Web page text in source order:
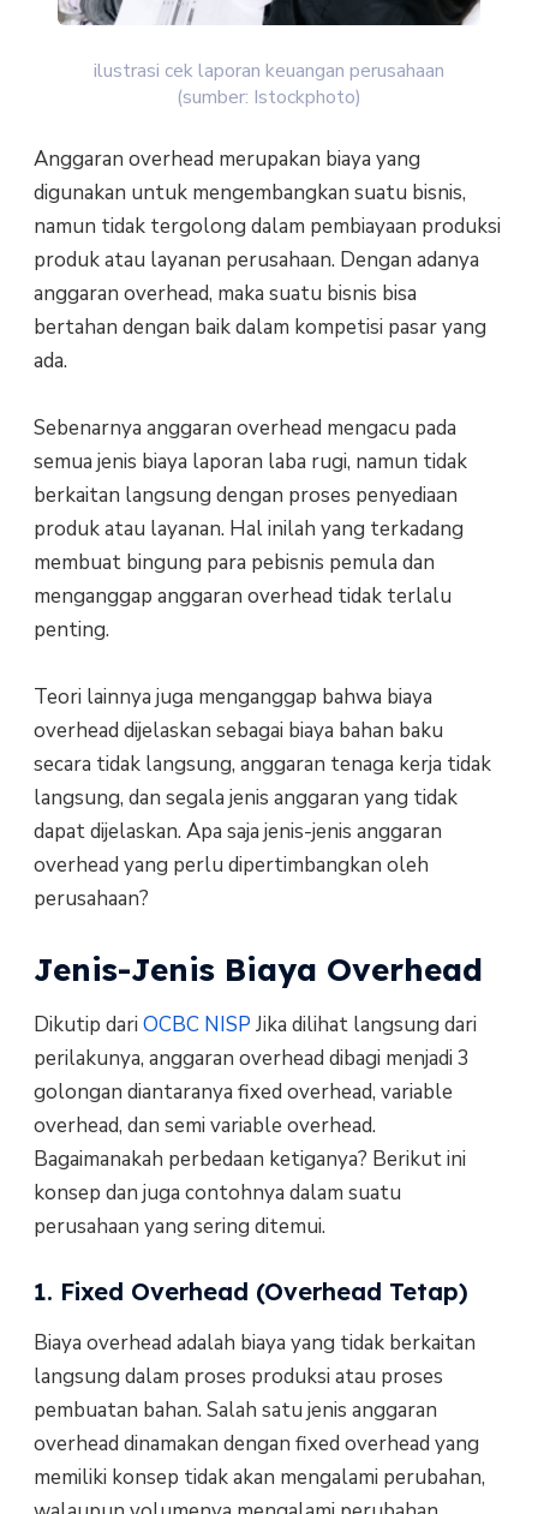
ilustrasi cek laporan keuangan perusahaan
(sumber: Istockphoto)
Anggaran overhead merupakan biaya yang
digunakan untuk mengembangkan suatu bisnis,
namun tidak tergolong dalam pembiayaan produksi
produk atau layanan perusahaan. Dengan adanya
anggaran overhead, maka suatu bisnis bisa
bertahan dengan baik dalam kompetisi pasar yang
ada.
Sebenarnya anggaran overhead mengacu pada
semua jenis biaya laporan laba rugi, namun tidak
berkaitan langsung dengan proses penyediaan
produk atau layanan. Hal inilah yang terkadang
membuat bingung para pebisnis pemula dan
menganggap anggaran overhead tidak terlalu
penting.
Teori lainnya juga menganggap bahwa biaya
overhead dijelaskan sebagai biaya bahan baku
secara tidak langsung, anggaran tenaga kerja tidak
langsung, dan segala jenis anggaran yang tidak
dapat dijelaskan. Apa saja jenis-jenis anggaran
overhead yang perlu dipertimbangkan oleh
perusahaan?
Jenis-Jenis Biaya Overhead
Dikutip dari OCBC NISP Jika dilihat langsung dari
perilakunya, anggaran overhead dibagi menjadi 3
golongan diantaranya fixed overhead, variable
overhead, dan semi variable overhead.
Bagaimanakah perbedaan ketiganya? Berikut ini
konsep dan juga contohnya dalam suatu
perusahaan yang sering ditemui.
1. Fixed Overhead (Overhead Tetap)
Biaya overhead adalah biaya yang tidak berkaitan
langsung dalam proses produksi atau proses
pembuatan bahan. Salah satu jenis anggaran
overhead dinamakan dengan fixed overhead yang
memiliki konsep tidak akan mengalami perubahan,